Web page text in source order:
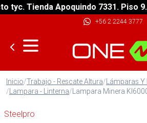
Tienda Apoquindo 7331. Piso 9.
+56 2 2244 3777
Inicio/Trabajo - Rescate Altura/Lámparas Y
/Lampara - Linterna/Lampara Minera
Steelpro